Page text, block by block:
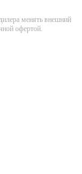
менять внешний
офертой.